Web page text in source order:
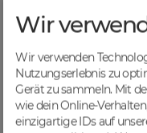
zum
Wir
Wir verwenden
Nutzungserlebnis zu
Gerät zu sammeln. Mit
wie dein Online-
einzigartige IDs auf